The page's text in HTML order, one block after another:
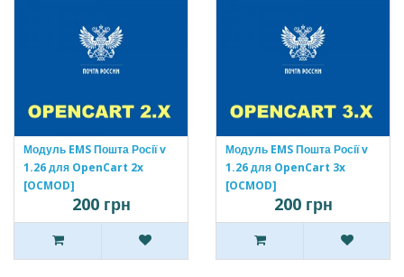
Модуль EMS Пошта Росії v
1.26 для OpenCart 2x
[OCMOD]
200 грн
Модуль EMS Пошта Росії v
1.26 для OpenCart 3x
[OCMOD]
200 грн